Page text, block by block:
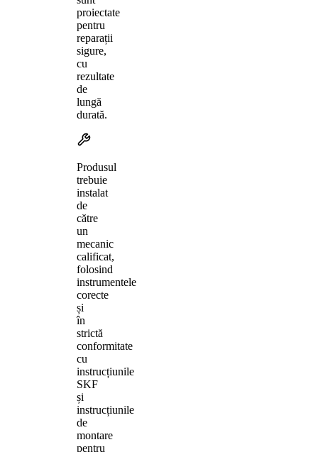
proiectate
pentru
reparații
sigure,
cu
rezultate
de
lungă
durată.
Produsul
trebuie
instalat
de
către
un
mecanic
calificat,
folosind
instrumentele
corecte
și
în
strictă
conformitate
cu
instrucțiunile
SKF
și
instrucțiunile
de
montare
pentru